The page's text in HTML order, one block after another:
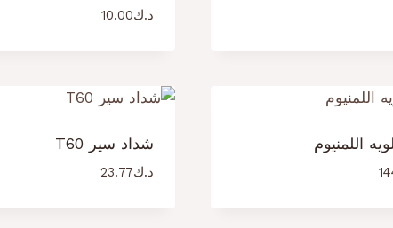
د.ك10.00
اللمنيوم شداد سير T60
د.ك23.77